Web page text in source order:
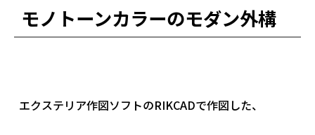
ガーデンリフォームをご検討の方へ
CADプラン集
駐車スペース改修特集
会社概要
モノトーンカラーのモダン外構
エクステリア作図ソフトのRIKCADで作図した、